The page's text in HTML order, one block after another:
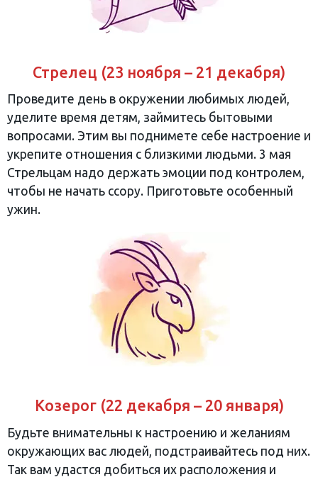
Стрелец (23 ноября – 21 декабря)
Проведите день в окружении любимых людей,
уделите время детям, займитесь бытовыми
вопросами. Этим вы поднимете себе настроение и
укрепите отношения с близкими людьми. 3 мая
Стрельцам надо держать эмоции под контролем,
чтобы не начать ссору. Приготовьте особенный
ужин.
Козерог (22 декабря – 20 января)
Будьте внимательны к настроению и желаниям
окружающих вас людей, подстраивайтесь под них.
Так вам удастся добиться их расположения и